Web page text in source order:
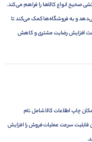
صحیح انواع کالاها را فراهم می‌کند.
و به فروشگاه‌ها کمک می‌کند تا
افزایش رضایت مشتری و کاهش
چاپ اطلاعات کالا شامل نام
سرعت عملیات فروش را افزایش